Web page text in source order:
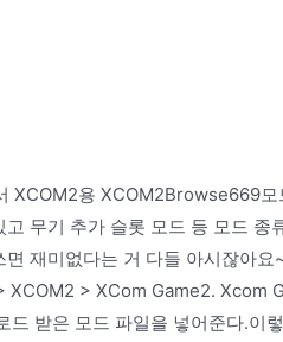
용 XCOM2Browse669모
무기 추가 슬롯 모드 등 모드
재미없다는 거 다들 아시잖아
> XCom Game2. Xcom
받은 모드 파일을 넣어준다.이